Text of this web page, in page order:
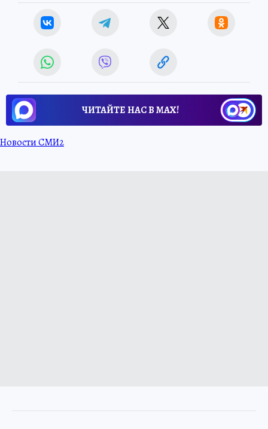
ЧИТАЙТЕ НАС В МАХ!
Новости СМИ2